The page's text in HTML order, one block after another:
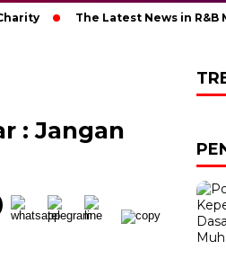
The Latest News in R&B
: Jangan